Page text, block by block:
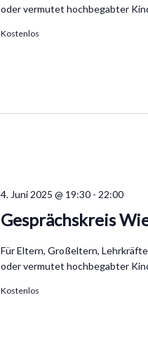
oder vermutet hochbegabter
Kostenlos
Gesprächskreis
4. Juni 2025 @ 19:30 - 22:00
Für Eltern, Großeltern,
oder vermutet hochbegabter
Kostenlos